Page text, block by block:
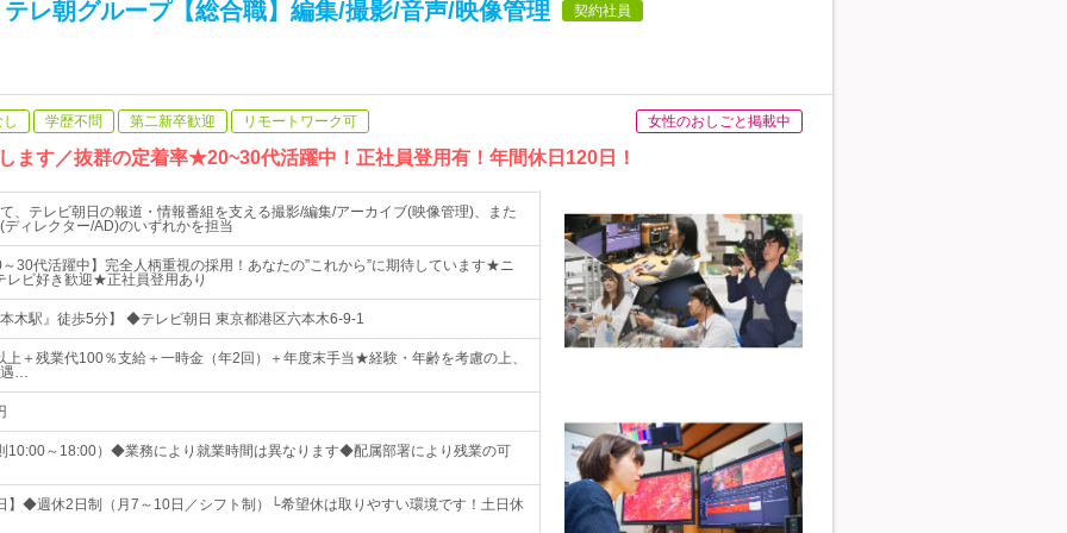
レ朝グループ【総合職】編集/撮影/音声/映像管理 契約社員
学歴不問 第二新卒歓迎 リモートワーク可 女性のおしごと掲載中
ます／抜群の定着率★20~30代活躍中！正社員登用有！年間休日120日！
、テレビ朝日の報道・情報番組を支える撮影/編集/アーカイブ(映像管理)、また
ィレクター/AD)のいずれかを担当
30代活躍中】完全人柄重視の採用！あなたの”これから”に期待しています★ニ
レビ好き歓迎★正社員登用あり
木駅』徒歩5分】 ◆テレビ朝日 東京都港区六本木6-9-1
上＋残業代100％支給＋一時金（年2回）＋年度末手当★経験・年齢を考慮の上、
遇…
10:00～18:00）◆業務により就業時間は異なります◆配属部署により残業の可
】◆週休2日制（月7～10日／シフト制）└希望休は取りやすい環境です！土日休